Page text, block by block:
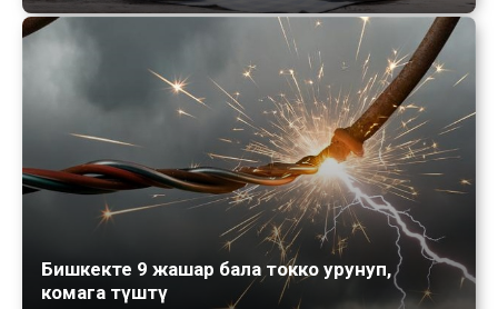
Бишкекте 9 жашар бала токко урунуп,
комага түштү